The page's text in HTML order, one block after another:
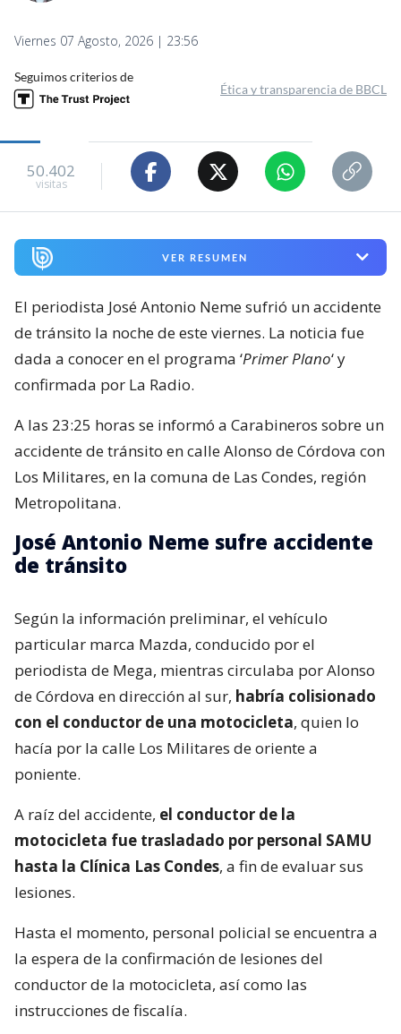
Viernes 07 Agosto, 2026 | 23:56
Seguimos criterios de
Ética y transparencia de BBCL
50.402
visitas
VER RESUMEN
El periodista José Antonio Neme sufrió un accidente
de tránsito la noche de este viernes. La noticia fue
dada a conocer en el programa ‘Primer Plano‘ y
confirmada por La Radio.
A las 23:25 horas se informó a Carabineros sobre un
accidente de tránsito en calle Alonso de Córdova con
Los Militares, en la comuna de Las Condes, región
Metropolitana.
José Antonio Neme sufre accidente
de tránsito
Según la información preliminar, el vehículo
particular marca Mazda, conducido por el
periodista de Mega, mientras circulaba por Alonso
de Córdova en dirección al sur, habría colisionado
con el conductor de una motocicleta, quien lo
hacía por la calle Los Militares de oriente a
poniente.
A raíz del accidente, el conductor de la
motocicleta fue trasladado por personal SAMU
hasta la Clínica Las Condes, a fin de evaluar sus
lesiones.
Hasta el momento, personal policial se encuentra a
la espera de la confirmación de lesiones del
conductor de la motocicleta, así como las
instrucciones de fiscalía.